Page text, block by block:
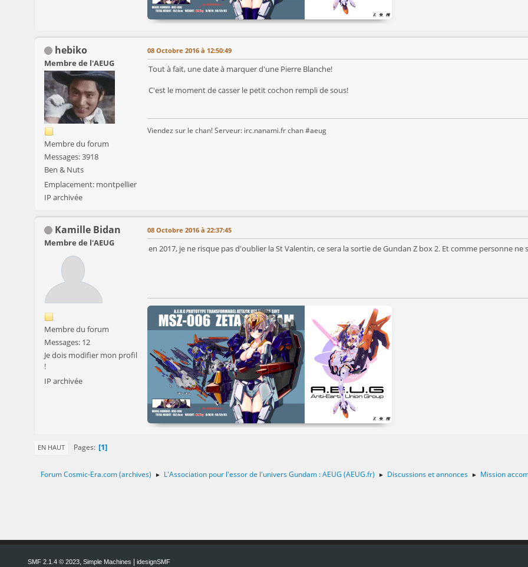
hebiko
Membre de l'AEUG
Membre du forum
Messages: 3918
Ben & Nuts
Emplacement: montpellier
IP archivée
08 Octobre 2016 à 12:50:49
Tout à fait, une date à marquer d'une Pierre Blanche!
C'est le moment de casser le petit cochon rempli de sous!
Viendez sur le chan! Serveur: irc.nanami.fr chan #aeug
Kamille Bidan
Membre de l'AEUG
Membre du forum
Messages: 12
Je dois modifier mon profil
!
IP archivée
08 Octobre 2016 à 22:37:45
en 2017, je ne risque pas d'oublier la St Valentin, ce sera la sortie de Gundan Z box 2. Et comme personne
EN HAUT Pages 1
Forum Cosmic-Era.com (archives) ► L'Association pour l'essor de l'univers Gundam : AEUG (AEUG.fr) ► Discussions et annonces ►
Mission
SMF 2.1.4 © 2023, Simple Machines idesignSMF